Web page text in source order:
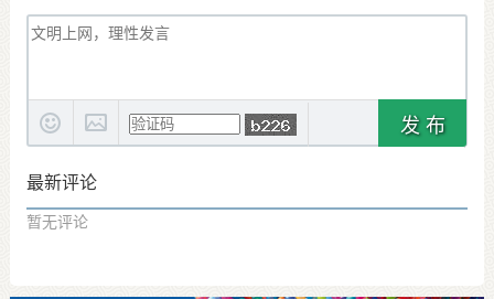
发 布
最新评论
暂无评论